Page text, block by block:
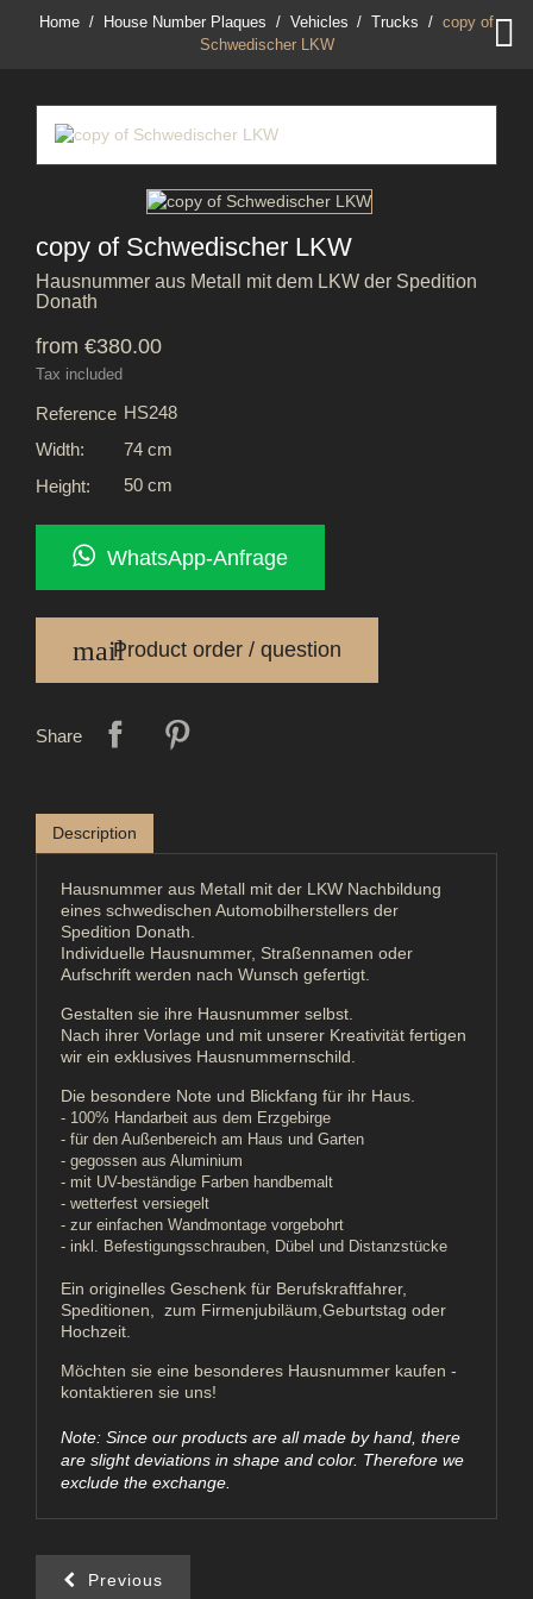

Home House Number Plaques Vehicles Trucks
copy of
Schwedischer LKW
copy of Schwedischer LKW
Hausnummer aus Metall mit dem LKW der Spedition
Donath
from €380.00
Tax included
Reference HS248
Width:
74 cm
Height:
50 cm
WhatsApp-Anfrage
mailProduct order / question
Share
Description
Hausnummer aus Metall mit der LKW Nachbildung
eines schwedischen Automobilherstellers der
Spedition Donath.
Individuelle Hausnummer, Straßennamen oder
Aufschrift werden nach Wunsch gefertigt.
Gestalten sie ihre Hausnummer selbst.
Nach ihrer Vorlage und mit unserer Kreativität fertigen
wir ein exklusives Hausnummernschild.
Die besondere Note und Blickfang für ihr Haus.
- 100% Handarbeit aus dem Erzgebirge
- für den Außenbereich am Haus und Garten
- gegossen aus Aluminium
- mit UV-beständige Farben handbemalt
- wetterfest versiegelt
- zur einfachen Wandmontage vorgebohrt
- inkl. Befestigungsschrauben, Dübel und Distanzstücke
Ein originelles Geschenk für Berufskraftfahrer,
Speditionen, zum Firmenjubiläum,Geburtstag oder
Hochzeit.
Möchten sie eine besonderes Hausnummer kaufen -
kontaktieren sie uns!
Note: Since our products are all made by hand, there
are slight deviations in shape and color. Therefore we
exclude the exchange.
Previous